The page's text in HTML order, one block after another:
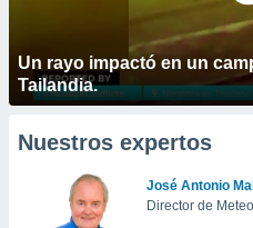
Un rayo impactó en un
Tailandia.
Nuestros expertos
José Antonio
Director de